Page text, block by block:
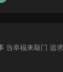
当幸福来敲门 追